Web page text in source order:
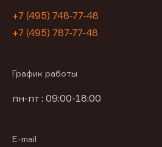
+7 (495) 748-77-48
+7 (495) 787-77-48
График работы
пн-пт : 09:00-18:00
E-mail